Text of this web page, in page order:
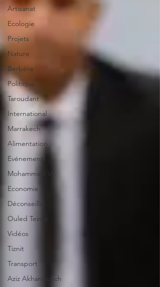
Artisanat
Ecologie
Projets
Nature
Berbère
Politique
Taroudant
International
Marrakech
Alimentation
Evénements
Mohammed VI
Economie
Déconseillé
Ouled Teima
Vidéos
Tiznit
Transport
Aziz Akhannouch